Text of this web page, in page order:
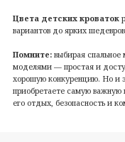
Цвета детских кроваток
вариантов до ярких
Помните:выбирая спальное
моделями — простая и
хорошую конкуренцию. Но и
приобретаете самую важную
его отдых, безопасность и